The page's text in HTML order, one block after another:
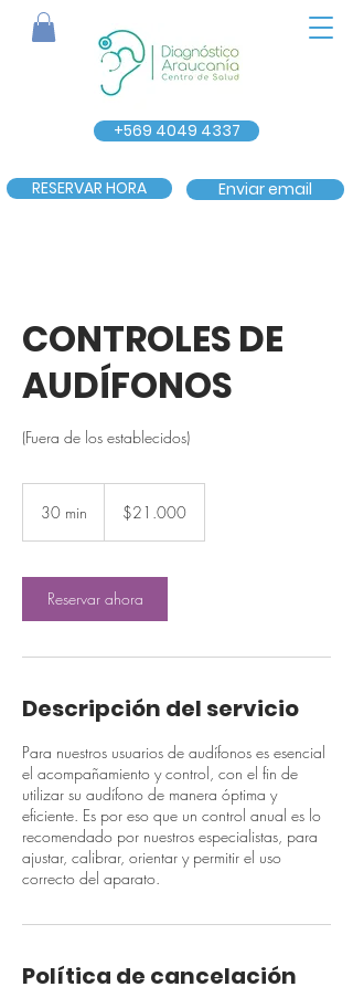
RESERVAR HORA Enviar email
+569 4049 4337
CONTROLES DE
AUDÍFONOS
(Fuera de los establecidos)
30 min
m
i
n
chilenos
$21.000
Reservar ahora
Descripción del servicio
Para nuestros usuarios de audífonos es esencial
el acompañamiento y control, con el fin de
utilizar su audífono de manera óptima y
eficiente. Es por eso que un control anual es lo
recomendado por nuestros especialistas, para
ajustar, calibrar, orientar y permitir el uso
correcto del aparato.
Política de cancelación